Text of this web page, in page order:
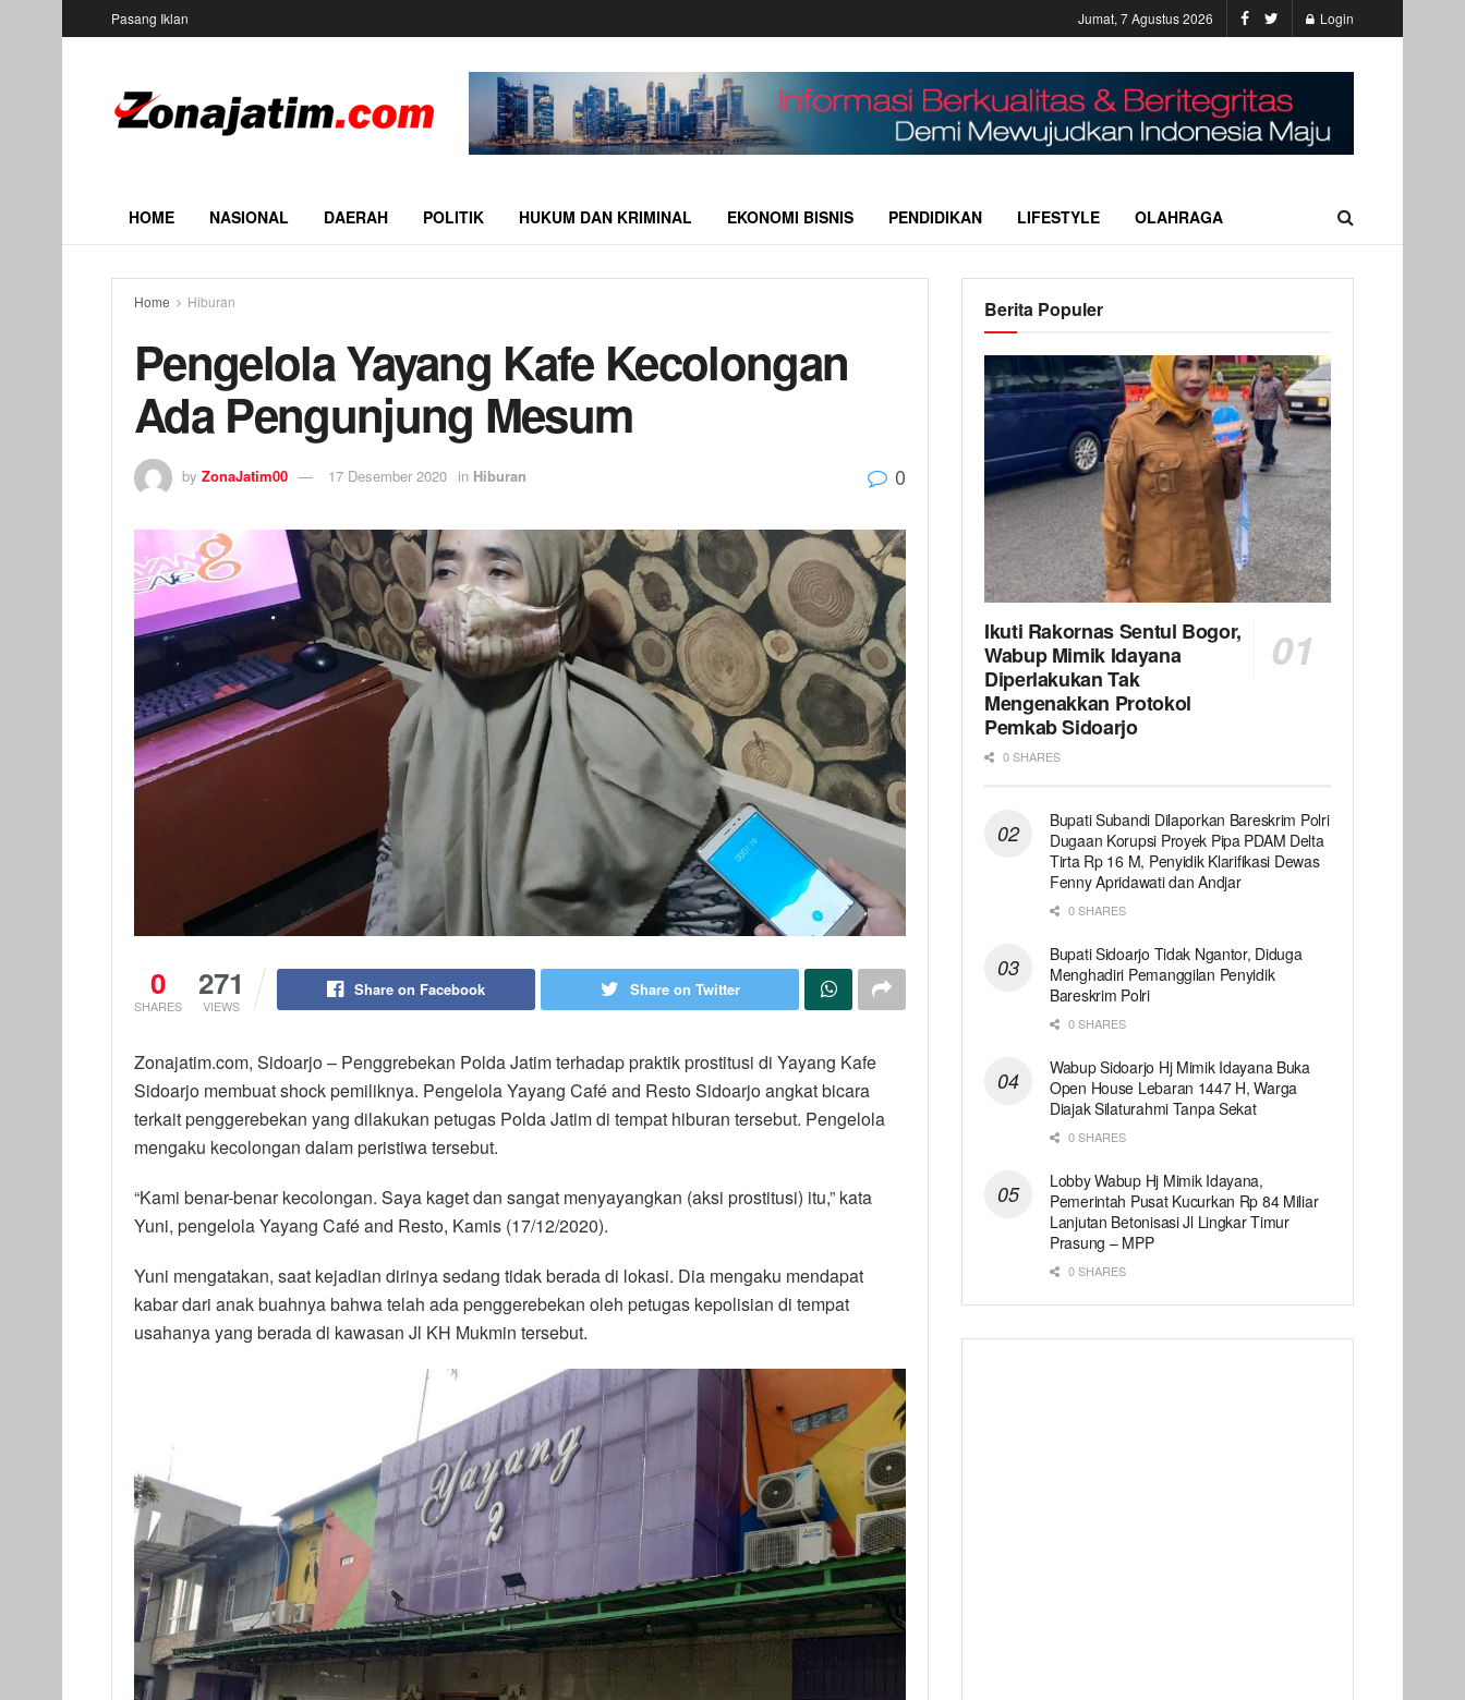
Pasang Iklan Jumat, 7 Agustus 2026 Login
HOME NASIONAL DAERAH POLITIK HUKUM DAN KRIMINAL EKONOMI BISNIS PENDIDIKAN LIFESTYLE OLAHRAGA
Home Hiburan
Pengelola Yayang Kafe Kecolongan
Ada Pengunjung Mesum
by ZonaJatim00 17 Desember 2020 in Hiburan 0
0
SHARES
271
VIEWS
Share on Facebook Share on Twitter
Zonajatim.com, Sidoarjo – Penggrebekan Polda Jatim terhadap praktik prostitusi di Yayang Kafe
Sidoarjo membuat shock pemiliknya. Pengelola Yayang Café and Resto Sidoarjo angkat bicara
terkait penggerebekan yang dilakukan petugas Polda Jatim di tempat hiburan tersebut. Pengelola
mengaku kecolongan dalam peristiwa tersebut.
“Kami benar-benar kecolongan. Saya kaget dan sangat menyayangkan (aksi prostitusi) itu,” kata
Yuni, pengelola Yayang Café and Resto, Kamis (17/12/2020).
Yuni mengatakan, saat kejadian dirinya sedang tidak berada di lokasi. Dia mengaku mendapat
kabar dari anak buahnya bahwa telah ada penggerebekan oleh petugas kepolisian di tempat
usahanya yang berada di kawasan Jl KH Mukmin tersebut.
Berita Populer
Ikuti Rakornas Sentul Bogor,
Wabup Mimik Idayana
Diperlakukan Tak
Mengenakkan Protokol
Pemkab Sidoarjo
0 SHARES
Bupati Subandi Dilaporkan Bareskrim Polri
Dugaan Korupsi Proyek Pipa PDAM Delta
Tirta Rp 16 M, Penyidik Klarifikasi Dewas
Fenny Apridawati dan Andjar
0 SHARES
Bupati Sidoarjo Tidak Ngantor, Diduga
Menghadiri Pemanggilan Penyidik
Bareskrim Polri
0 SHARES
Wabup Sidoarjo Hj Mimik Idayana Buka
Open House Lebaran 1447 H, Warga
Diajak Silaturahmi Tanpa Sekat
0 SHARES
Lobby Wabup Hj Mimik Idayana,
Pemerintah Pusat Kucurkan Rp 84 Miliar
Lanjutan Betonisasi Jl Lingkar Timur
Prasung – MPP
0 SHARES